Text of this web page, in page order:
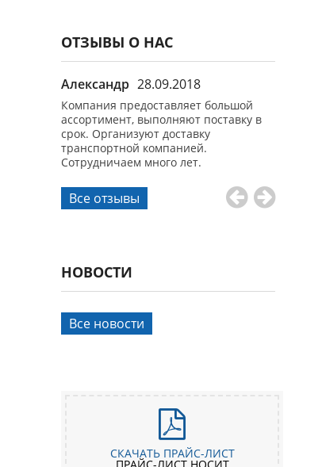
ОТЗЫВЫ О НАС
Александр 28.09.2018
Компания предоставляет большой
ассортимент, выполняют поставку в
срок. Организуют доставку
транспортной компанией.
Сотрудничаем много лет.
Все отзывы
НОВОСТИ
Все новости
СКАЧАТЬ ПРАЙС-ЛИСТ